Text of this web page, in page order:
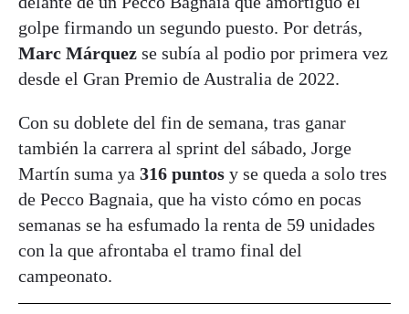
golpe firmando un segundo puesto. Por detrás,
Marc Márquez se subía al podio por primera vez
desde el Gran Premio de Australia de 2022.
Con su doblete del fin de semana, tras ganar
también la carrera al sprint del sábado, Jorge
Martín suma ya 316 puntos y se queda a solo tres
de Pecco Bagnaia, que ha visto cómo en pocas
semanas se ha esfumado la renta de 59 unidades
con la que afrontaba el tramo final del
campeonato.